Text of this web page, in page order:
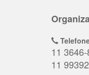
11 3646-
11